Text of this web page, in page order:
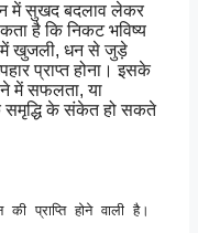
में सुखद बदलाव लेकर
है कि निकट भविष्य
में खुजली, धन से जुड़े
प्राप्त होना। इसके
में सफलता, या
समृद्धि के संकेत हो सकते
प्राप्ति होने वाली है।